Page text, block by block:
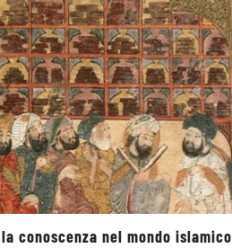
conoscenza nel mondo islamico